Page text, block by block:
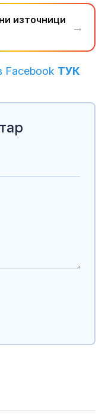
източници
→
Facebook ТУК